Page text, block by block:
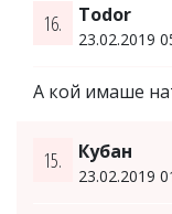
16. Todor
23.02.2019
А кой имаше
15. Кубан
23.02.2019